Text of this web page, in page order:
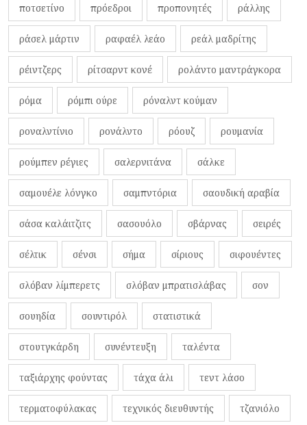
ποτσετίνο πρόεδροι προπονητές ράλλης
ράσελ μάρτιν ραφαέλ λεάο ρεάλ μαδρίτης
ρέιντζερς ρίτσαρντ κονέ ρολάντο μαντράγκορα
ρόμα ρόμπι ούρε ρόναλντ κούμαν
ροναλντίνιο ρονάλντο ρόουζ ρουμανία
ρούμπεν ρέγιες σαλερνιτάνα σάλκε
σαμουέλε λόνγκο σαμπντόρια σαουδική αραβία
σάσα καλάιτζιτς σασουόλο σβάρνας σειρές
σέλτικ σένσι σήμα σίριους σιφουέντες
σλόβαν λίμπερετς σλόβαν μπρατισλάβας σον
σουηδία σουντιρόλ στατιστικά
στουτγκάρδη συνέντευξη ταλέντα
ταξιάρχης φούντας τάχα άλι τεντ λάσο
τερματοφύλακας τεχνικός διευθυντής τζανιόλο